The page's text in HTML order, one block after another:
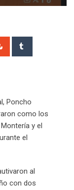
StumbleUpon
Poncho
como los
y el
el
al
con dos